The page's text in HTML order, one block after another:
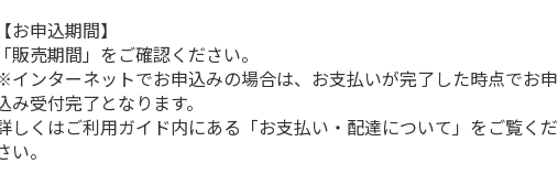
【お申込期間】
「販売期間」をご確認ください。
インターネットでお申込みの場合は、お支払いが完了した時点でお申
み受付完了となります。
しくはご利用ガイド内にある「お支払い・配達について」をご覧くだ
い。